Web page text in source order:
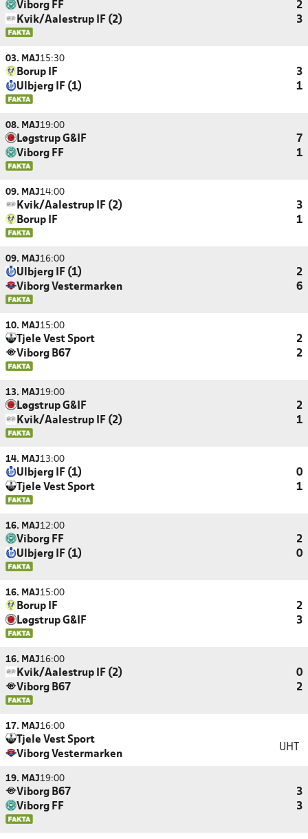
Viborg FF
2
Kvik/Aalestrup IF (2)
3
03. MAJ15:30
Borup IF
3
Ulbjerg IF (1)
1
08. MAJ19:00
Løgstrup G&IF
7
Viborg FF
1
09. MAJ14:00
Kvik/Aalestrup IF (2)
3
Borup IF
1
09. MAJ16:00
Ulbjerg IF (1)
2
Viborg Vestermarken
6
10. MAJ15:00
Tjele Vest Sport
2
Viborg B67
2
13. MAJ19:00
Løgstrup G&IF
2
Kvik/Aalestrup IF (2)
1
14. MAJ13:00
Ulbjerg IF (1)
0
Tjele Vest Sport
1
16. MAJ12:00
Viborg FF
2
Ulbjerg IF (1)
0
16. MAJ15:00
Borup IF
2
Løgstrup G&IF
3
16. MAJ16:00
Kvik/Aalestrup IF (2)
0
Viborg B67
2
17. MAJ16:00
Tjele Vest Sport
Viborg Vestermarken
UHT
19. MAJ19:00
Viborg B67
3
Viborg FF
3